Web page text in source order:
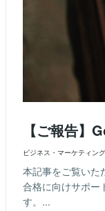
【ご報告】
ビジネス・マーケティング
本記事をご覧いた
合格に向けサポー
す。...